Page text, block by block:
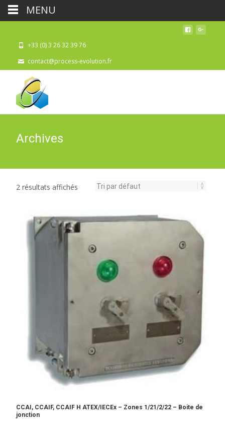
+33 (0) 3 26 32 39 76
contact@process-evolution.fr
Archives
2 résultats affichés
CCAI, CCAIF, CCAIF H ATEX/IECEx – Zones 1/21/2/22 – Boite de
jonction
MENU